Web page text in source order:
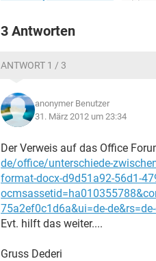
3 Antworten
ANTWORT 1 / 3
anonymer Benutzer
31. März 2012 um 23:34
Der Verweis auf das Office
de/office/unterschiede-
format-docx-d9d51a92-56d1-
75a2ef0c1d6a&ui=de-
Evt. hilft das weiter....
Gruss Dederi